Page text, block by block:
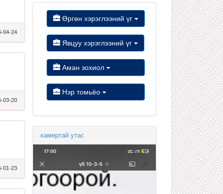
04-24
03-20
01-23
Өргөн хэрэглээний үг
Явцуу хэрэглээний үг
Аман зохиол
Нэр томьёо
камертай утас